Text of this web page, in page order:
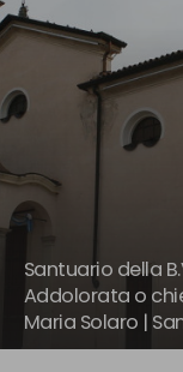
Santuario della
Addolorata o
Maria Solaro |